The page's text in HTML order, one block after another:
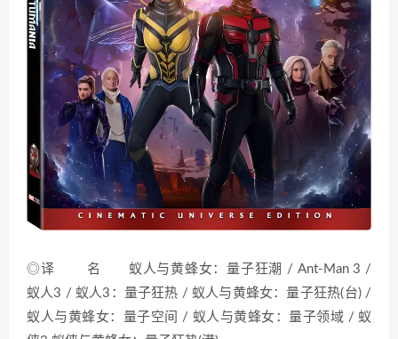
◎译 名 蚁人与黄蜂女：量子狂潮 / Ant-Man 3 /
蚁人3 / 蚁人3：量子狂热 / 蚁人与黄蜂女：量子狂热(台) /
蚁人与黄蜂女：量子空间 / 蚁人与黄蜂女：量子领域 / 蚁